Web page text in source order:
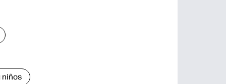
niños